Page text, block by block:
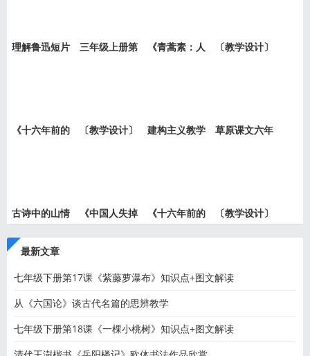
理解鲁迅短片
三年级上册第
《青蒿素：人
〔教学设计〕
《十六年前的
〔教学设计〕
建构主义教学
草原课文六年
古诗中的山情
《中国人失掉
《十六年前的
〔教学设计〕
最新文章
七年级下册第17课《紫藤萝瀑布》知识点+图文解读
从《六国论》谈古代名篇的思辨教学
七年级下册第18课《一棵小桃树》知识点+图文解读